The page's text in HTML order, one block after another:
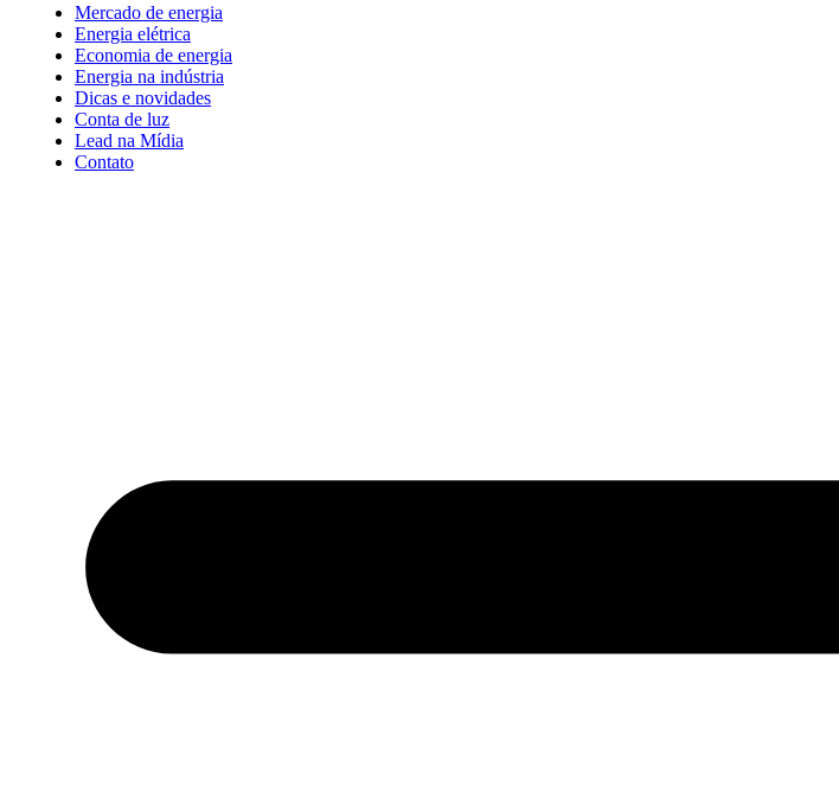
Mercado de energia
Energia elétrica
Economia de energia
Energia na indústria
Dicas e novidades
Conta de luz
Lead na Mídia
Contato